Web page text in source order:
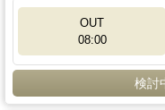
OUT
08:00
検討